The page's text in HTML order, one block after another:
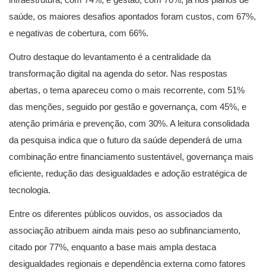
saúde, os maiores desafios apontados foram custos, com 67%,
e negativas de cobertura, com 66%.
Outro destaque do levantamento é a centralidade da
transformação digital na agenda do setor. Nas respostas
abertas, o tema apareceu como o mais recorrente, com 51%
das menções, seguido por gestão e governança, com 45%, e
atenção primária e prevenção, com 30%. A leitura consolidada
da pesquisa indica que o futuro da saúde dependerá de uma
combinação entre financiamento sustentável, governança mais
eficiente, redução das desigualdades e adoção estratégica de
tecnologia.
Entre os diferentes públicos ouvidos, os associados da
associação atribuem ainda mais peso ao subfinanciamento,
citado por 77%, enquanto a base mais ampla destaca
desigualdades regionais e dependência externa como fatores